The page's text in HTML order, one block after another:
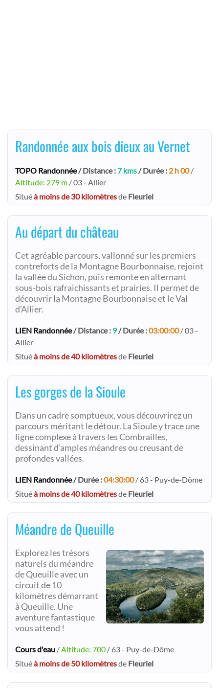
Randonnée aux bois dieux au Vernet
TOPO Randonnée/ Distance : 7 kms/ Durée : 2 h 00/
Altitude: 279 m / 03 - Allier
Situéà moins de 30 kilomètresde Fleuriel
Au départ du château
Cet agréable parcours, vallonné sur les premiers
contreforts de la Montagne Bourbonnaise, rejoint
la vallée du Sichon, puis remonte en alternant
sous-bois rafraichissants et prairies. Il permet de
découvrir la Montagne Bourbonnaise et le Val
d’Allier.
LIEN Randonnée/ Distance : 9/ Durée :03:00:00/ 03 -
Allier
Situéà moins de 40 kilomètresde Fleuriel
Les gorges de la Sioule
Dans un cadre somptueux, vous découvrirez un
parcours méritant le détour. La Sioule y trace une
ligne complexe à travers les Combrailles,
dessinant d’amples méandres ou creusant de
profondes vallées.
LIEN Randonnée/ Durée :04:30:00/ 63 - Puy-de-Dôme
Situéà moins de 40 kilomètresde Fleuriel
Méandre de Queuille
Explorez les trésors
naturels du méandre
de Queuille avec un
circuit de 10
kilomètres démarrant
à Queuille. Une
aventure fantastique
vous attend !
Cours d'eau /Altitude: 700 / 63 - Puy-de-Dôme
Situéà moins de 50 kilomètresde Fleuriel